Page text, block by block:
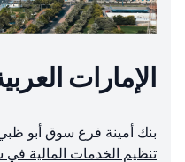
الإمارات
بنك أمينة فرع سوق أبو
تنظيم الخدمات المالية